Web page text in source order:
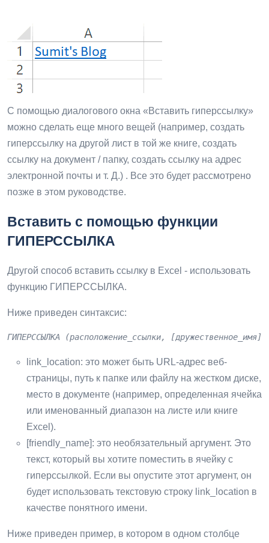
С помощью диалогового окна «Вставить гиперссылку»
можно сделать еще много вещей (например, создать
гиперссылку на другой лист в той же книге, создать
ссылку на документ / папку, создать ссылку на адрес
электронной почты и т. Д.) . Все это будет рассмотрено
позже в этом руководстве.
Вставить с помощью функции
ГИПЕРССЫЛКА
Другой способ вставить ссылку в Excel - использовать
функцию ГИПЕРССЫЛКА.
Ниже приведен синтаксис:
ГИПЕРССЫЛКА (расположение_ссылки, [дружественное_имя])
link_location: это может быть URL-адрес веб-
страницы, путь к папке или файлу на жестком диске,
место в документе (например, определенная ячейка
или именованный диапазон на листе или книге
Excel).
[friendly_name]: это необязательный аргумент. Это
текст, который вы хотите поместить в ячейку с
гиперссылкой. Если вы опустите этот аргумент, он
будет использовать текстовую строку link_location в
качестве понятного имени.
Ниже приведен пример, в котором в одном столбце